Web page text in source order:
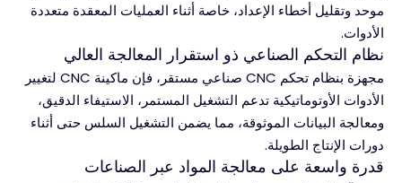
موحد وتقليل أخطاء الإعداد، خاصة أثناء العمليات المعقدة متعددة
الأدوات.
نظام التحكم الصناعي ذو استقرار المعالجة العالي
مجهزة بنظام تحكم CNC صناعي مستقر، فإن ماكينة CNC لتغيير
الأدوات الأوتوماتيكية تدعم التشغيل المستمر، الاستيفاء الدقيق،
ومعالجة البيانات الموثوقة، مما يضمن التشغيل السلس حتى أثناء
دورات الإنتاج الطويلة.
قدرة واسعة على معالجة المواد عبر الصناعات